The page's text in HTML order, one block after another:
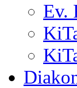
Ev.